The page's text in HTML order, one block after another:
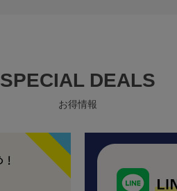
SPECIAL DEALS
お得情報